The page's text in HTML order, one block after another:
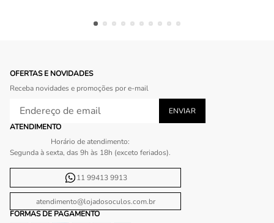
OFERTAS E NOVIDADES
Receba novidades e promoções por e-mail
ATENDIMENTO
Horário de atendimento:
Segunda à sexta, das 9h às 18h (exceto feriados).
11 99413 9913
atendimento@lojadosoculos.com.br
FORMAS DE PAGAMENTO